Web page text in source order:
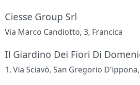
Ciesse Group Srl
Via Marco Candiotto, 3, Francica
Il Giardino Dei Fiori Di
1, Via Sciavò, San Gregorio